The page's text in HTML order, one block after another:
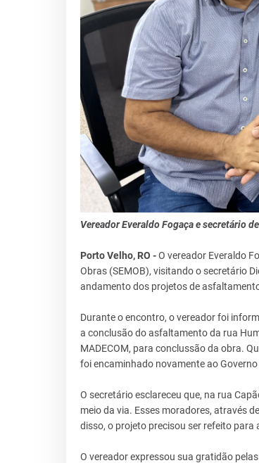
Vereador Everaldo Fogaça e secretário
Porto Velho, RO -O vereador Everaldo
Obras (SEMOB), visitando o secretário
andamento dos projetos de
Durante o encontro, o vereador foi
a conclusão do asfaltamento da rua
MADECOM, para conclussão da obra.
foi encaminhado novamente ao
O secretário esclareceu que, na rua
meio da via. Esses moradores, através
disso, o projeto precisou ser refeito
O vereador expressou sua gratidão